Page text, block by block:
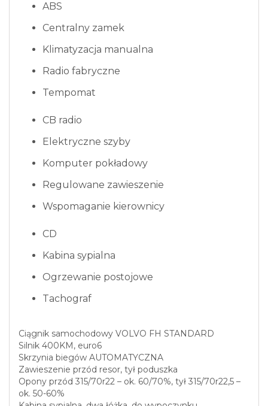
ABS
Centralny zamek
Klimatyzacja manualna
Radio fabryczne
Tempomat
CB radio
Elektryczne szyby
Komputer pokładowy
Regulowane zawieszenie
Wspomaganie kierownicy
CD
Kabina sypialna
Ogrzewanie postojowe
Tachograf
Ciągnik samochodowy VOLVO FH STANDARD
Silnik 400KM, euro6
Skrzynia biegów AUTOMATYCZNA
Zawieszenie przód resor, tył poduszka
Opony przód 315/70r22 – ok. 60/70%, tył 315/70r22,5 –
ok. 50-60%